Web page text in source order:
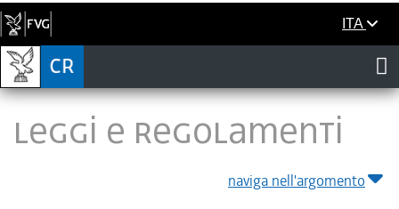
ITA
LEGGI E REGOLAMENTI
naviga nell'argomento